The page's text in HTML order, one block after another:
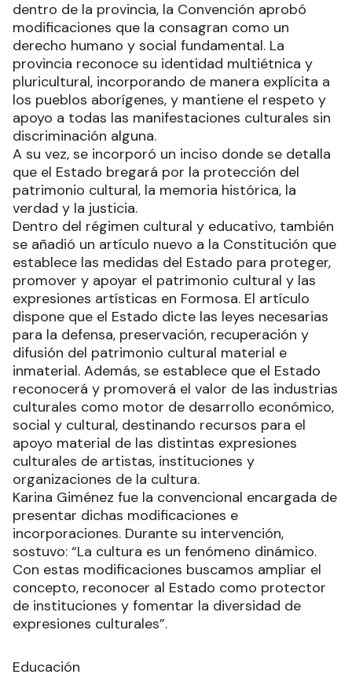
dentro de la provincia, la Convención aprobó
modificaciones que la consagran como un
derecho humano y social fundamental. La
provincia reconoce su identidad multiétnica y
pluricultural, incorporando de manera explícita a
los pueblos aborígenes, y mantiene el respeto y
apoyo a todas las manifestaciones culturales sin
discriminación alguna.
A su vez, se incorporó un inciso donde se detalla
que el Estado bregará por la protección del
patrimonio cultural, la memoria histórica, la
verdad y la justicia.
Dentro del régimen cultural y educativo, también
se añadió un artículo nuevo a la Constitución que
establece las medidas del Estado para proteger,
promover y apoyar el patrimonio cultural y las
expresiones artísticas en Formosa. El artículo
dispone que el Estado dicte las leyes necesarias
para la defensa, preservación, recuperación y
difusión del patrimonio cultural material e
inmaterial. Además, se establece que el Estado
reconocerá y promoverá el valor de las industrias
culturales como motor de desarrollo económico,
social y cultural, destinando recursos para el
apoyo material de las distintas expresiones
culturales de artistas, instituciones y
organizaciones de la cultura.
Karina Giménez fue la convencional encargada de
presentar dichas modificaciones e
incorporaciones. Durante su intervención,
sostuvo: “La cultura es un fenómeno dinámico.
Con estas modificaciones buscamos ampliar el
concepto, reconocer al Estado como protector
de instituciones y fomentar la diversidad de
expresiones culturales”.
Educación